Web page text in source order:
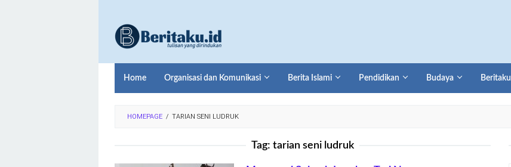
konten
Home Organisasi dan Komunikasi Berita Islami Pendidikan Budaya Beritaku
HOMEPAGE / TARIAN SENI LUDRUK
Tag: tarian seni ludruk